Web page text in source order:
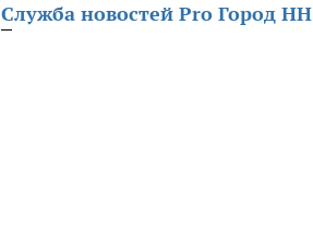
Служба новостей Pro Город НН